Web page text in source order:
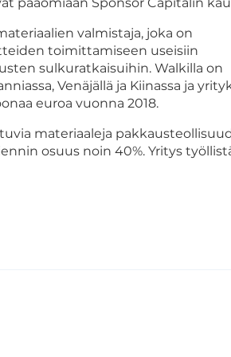
pääomiaan Sponsor Capitalin
valmistaja, joka on
toimittamiseen useisiin
sulkuratkaisuihin. Walkilla on
Venäjällä ja Kiinassa ja
euroa vuonna 2018.
materiaaleja
osuus noin 40%. Yritys